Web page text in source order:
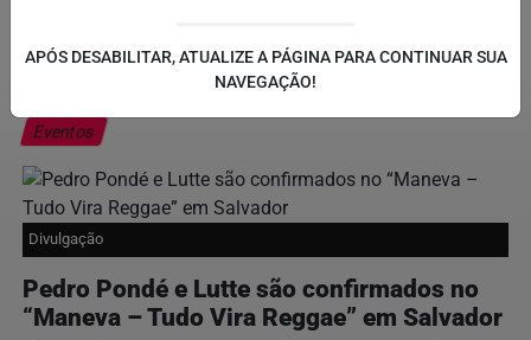
Eventos
Divulgação
Pedro Pondé e Lutte são confirmados no
“Maneva – Tudo Vira Reggae” em Salvador
APÓS DESABILITAR, ATUALIZE A PÁGINA PARA CONTINUAR SUA
NAVEGAÇÃO!